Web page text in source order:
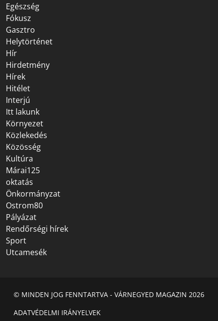
Egészség
Fókusz
Gasztro
Helytörténet
Hír
Hirdetmény
Hírek
Hitélet
Interjú
Itt lakunk
Környezet
Közlekedés
Közösség
Kultúra
Márai125
oktatás
Önkormányzat
Ostrom80
Pályázat
Rendőrségi hírek
Sport
Utcamesék
© MINDEN JOG FENNTARTVA - VÁRNEGYED MAGAZIN 2026
ADATVÉDELMI IRÁNYELVEK